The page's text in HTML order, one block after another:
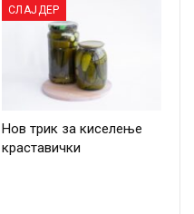
СЛАЈДЕР
Нов трик за киселење
краставички